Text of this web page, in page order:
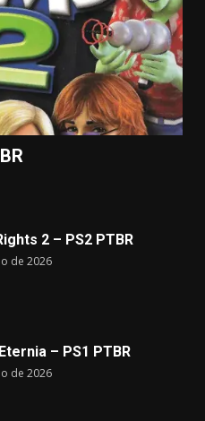
2 – PS2 PTBR
de 2026
– PS1 PTBR
de 2026